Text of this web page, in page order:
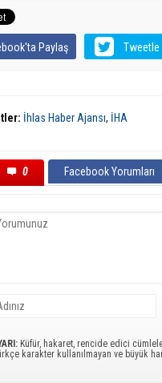
Paylaş Tweetle
İhlas Haber Ajansı, İHA
0 Facebook Yorumları
Küfür, hakaret, rencide edici
karakter kullanılmayan ve büyük